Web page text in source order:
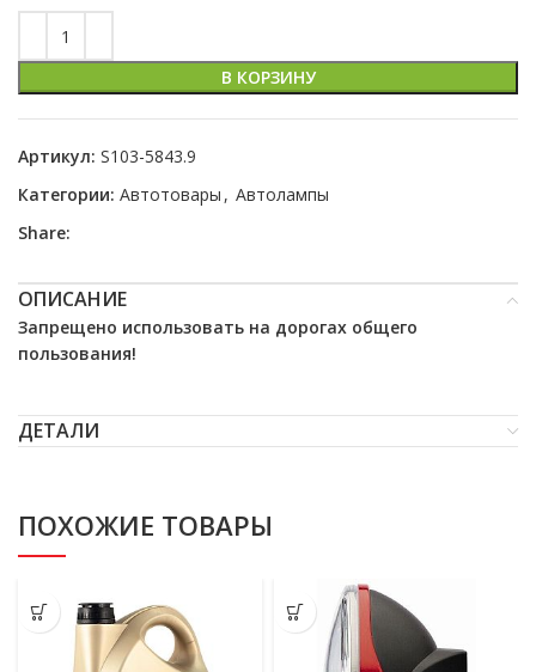
В КОРЗИНУ
Артикул: S103-5843.9
Категории: Автотовары , Автолампы
Share:
ОПИСАНИЕ
Запрещено использовать на дорогах общего
пользования!
ДЕТАЛИ
ПОХОЖИЕ ТОВАРЫ